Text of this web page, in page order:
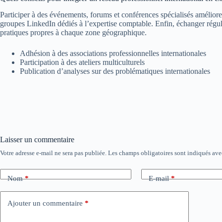
Participer à des événements, forums et conférences spécialisés
groupes LinkedIn dédiés à l’expertise comptable. Enfin, échanger
pratiques propres à chaque zone géographique.
Adhésion à des associations professionnelles internationales
Participation à des ateliers multiculturels
Publication d’analyses sur des problématiques internationales
Laisser un commentaire
Votre adresse e-mail ne sera pas publiée. Les champs obligatoires sont indiqués
Nom* E-mail*
Ajouter un commentaire *